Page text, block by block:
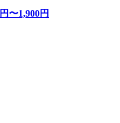
円〜1,900円